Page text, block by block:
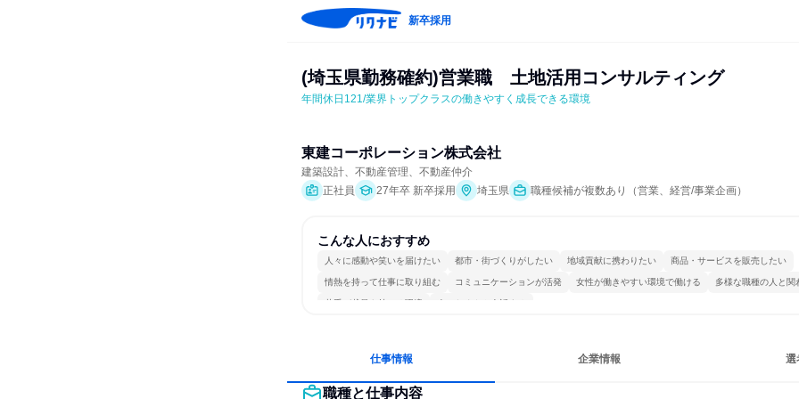
新卒採用
(埼玉県勤務確約)営業職　土地活用コンサルティング
年間休日121/業界トップクラスの働きやすく成長できる環境
東建コーポレーション株式会社
建築設計、不動産管理、不動産仲介
正社員
27年卒 新卒採用 埼玉県 職種候補が複数あり（営業、経営/事業企画）
こんな人におすすめ
人々に感動や笑いを届けたい 都市・街づくりがしたい 地域貢献に携わりたい 商品・サービスを販売したい
情熱を持って仕事に取り組む コミュニケーションが活発 女性が働きやすい環境で働ける 多様な職種の人と関
若手が裁量を持てる環境 人とたくさん会話する
仕事情報 企業情報 選
職種と仕事内容